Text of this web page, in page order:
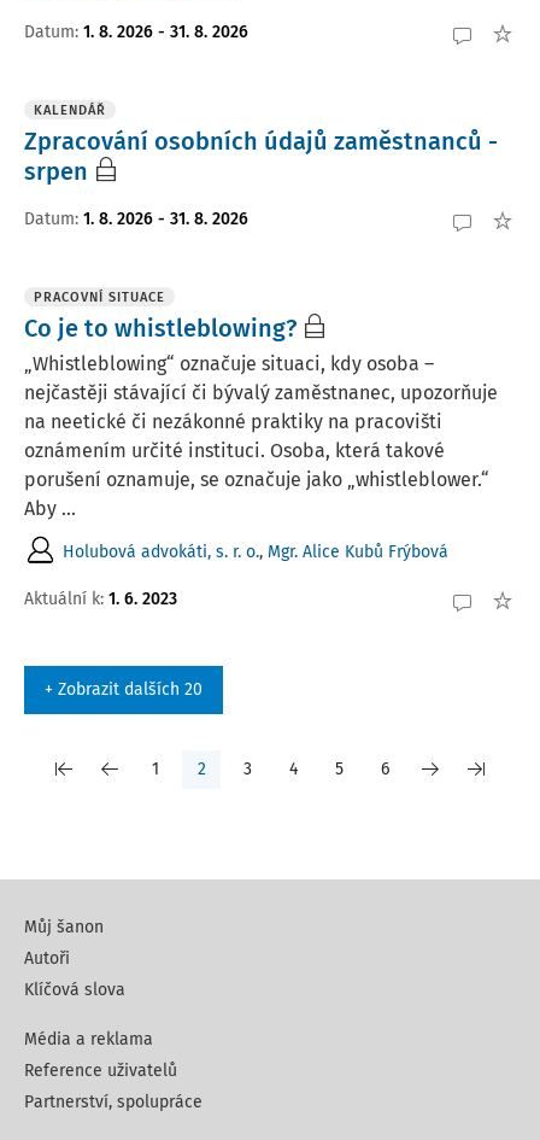
Datum: 1. 8. 2026 - 31. 8. 2026
KALENDÁŘ
Zpracování osobních údajů zaměstnanců -
srpen
Datum: 1. 8. 2026 - 31. 8. 2026
PRACOVNÍ SITUACE
Co je to whistleblowing?
„Whistleblowing“ označuje situaci, kdy osoba –
nejčastěji stávající či bývalý zaměstnanec, upozorňuje
na neetické či nezákonné praktiky na pracovišti
oznámením určité instituci. Osoba, která takové
porušení oznamuje, se označuje jako „whistleblower.“
Aby ...
Holubová advokáti, s. r. o., Mgr. Alice Kubů Frýbová
Aktuální k: 1. 6. 2023
+ Zobrazit dalších 20
1 2 3 4 5 6
Můj šanon
Autoři
Klíčová slova
Média a reklama
Reference uživatelů
Partnerství, spolupráce